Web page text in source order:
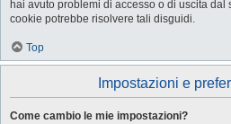
hai avuto problemi di accesso o di uscita
cookie potrebbe risolvere tali disguidi.
Top
Impostazioni e
Come cambio le mie impostazioni?